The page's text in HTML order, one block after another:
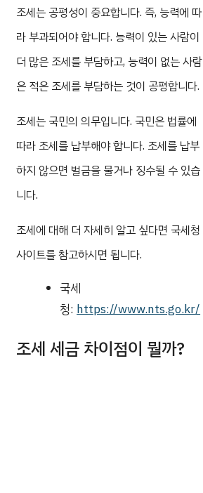
조세는 공평성이 중요합니다. 즉, 능력에 따
라 부과되어야 합니다. 능력이 있는 사람이
더 많은 조세를 부담하고, 능력이 없는 사람
은 적은 조세를 부담하는 것이 공평합니다.
조세는 국민의 의무입니다. 국민은 법률에
따라 조세를 납부해야 합니다. 조세를 납부
하지 않으면 벌금을 물거나 징수될 수 있습
니다.
조세에 대해 더 자세히 알고 싶다면 국세청
사이트를 참고하시면 됩니다.
국세
청:https://www.nts.go.kr/
조세 세금 차이점이 뭘까?